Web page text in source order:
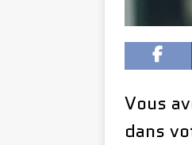
Vous
dans